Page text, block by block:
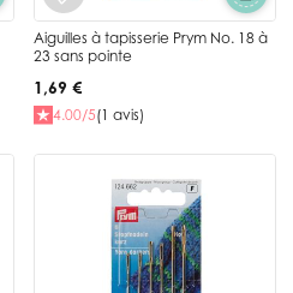
Aiguilles à tapisserie Prym No. 18 à
23 sans pointe
1,69 €
4.00/5(1 avis)